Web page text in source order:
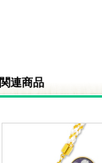
関連商品